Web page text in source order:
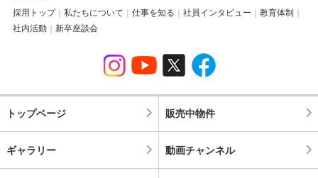
採用トップ 私たちについて 仕事を知る 社員インタビュー
教育体制
社内活動
新卒座談会
トップページ 販売中物件
ギャラリー 動画チャンネル